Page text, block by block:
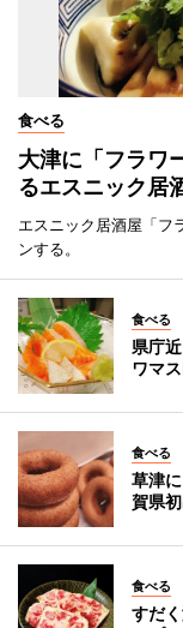
食べる
大津に「フラワ
るエスニック居
エスニック居酒屋「フ
ンする。
食べる
県庁
ワマ
食べる
草津
賀県
食べる
すだ